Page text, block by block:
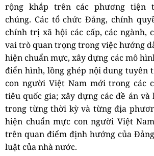
rộng khắp trên các phương tiện
chúng. Các tổ chức Đảng, chính
chính trị xã hội các cấp, các ngành,
vai trò quan trọng trong việc hướng
hiện chuẩn mực, xây dựng các mô
điển hình, lồng ghép nội dung tuyên
con người Việt Nam mới trong các
tiêu quốc gia; xây dựng các đề án và
trong từng thời kỳ và từng địa
hiện chuẩn mực con người Việt
trên quan điểm định hướng của
luật của nhà nước.